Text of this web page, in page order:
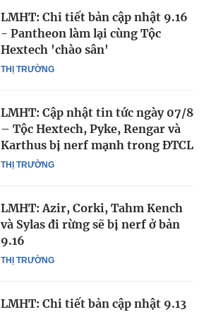
THỊ TRƯỜNG
LMHT: Chi tiết bản cập nhật 9.16
- Pantheon làm lại cùng Tộc
Hextech 'chào sân'
THỊ TRƯỜNG
LMHT: Cập nhật tin tức ngày 07/8
– Tộc Hextech, Pyke, Rengar và
Karthus bị nerf mạnh trong ĐTCL
THỊ TRƯỜNG
LMHT: Azir, Corki, Tahm Kench
và Sylas đi rừng sẽ bị nerf ở bản
9.16
LMHT: Chi tiết bản cập nhật 9.13